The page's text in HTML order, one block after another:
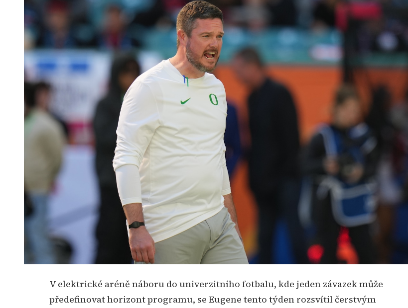
V elektrické aréně náboru do univerzitního fotbalu, kde jeden závazek může
předefinovat horizont programu, se Eugene tento týden rozsvítil čerstvým